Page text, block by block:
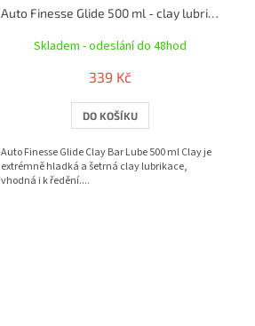
Auto Finesse Glide 500 ml - clay lubrikace
Skladem - odeslání do 48hod
339 Kč
DO KOŠÍKU
Auto Finesse Glide Clay Bar Lube 500 ml Clay je
extrémně hladká a šetrná clay lubrikace,
vhodná i k ředění....